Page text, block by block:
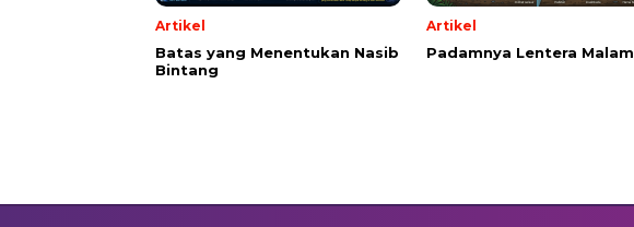
Artikel
Batas yang Menentukan Nasib
Bintang
Artikel
Padamnya Lentera Malam